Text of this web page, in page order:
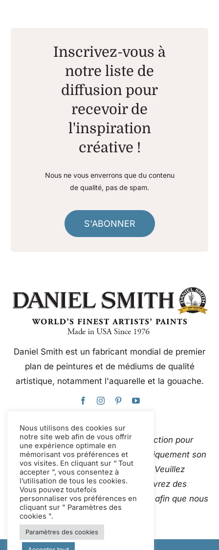
Inscrivez-vous à
notre liste de
diffusion pour
recevoir de
l'inspiration
créative !
Nous ne vous enverrons que du contenu
de qualité, pas de spam.
S'ABONNER
Daniel Smith est un fabricant mondial de premier
plan de peintures et de médiums de qualité
artistique, notamment l'aquarelle et la gouache.
Ce site web utilise Google Traduction pour
traduire instantanément et automatiquement son
contenu en plusieurs langues. Veuillez
Contactez-noussi vous découvrez des
traductions automatiques inexactes afin que nous
puissions les corriger.
Nous utilisons des cookies sur
notre site web afin de vous offrir
une expérience optimale en
mémorisant vos préférences et
vos visites. En cliquant sur “ Tout
accepter ”, vous consentez à
l’utilisation de tous les cookies.
Vous pouvez toutefois
personnaliser vos préférences en
cliquant sur " Paramètres des
cookies ".
Paramètres des cookies